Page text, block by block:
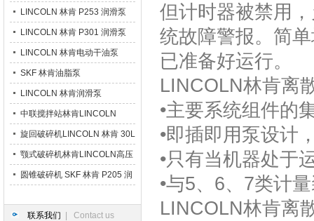
泵
LINCOLN 林肯 P253 润滑泵
LINCOLN 林肯 P301 润滑泵
LINCOLN 林肯电动干油泵
SKF 林肯油脂泵
LINCOLN 林肯润滑泵
中联搅拌站林肯LINCOLN
P203 润滑泵
旋回破碎机LINCOLN 林肯 30L
大油箱润滑泵
颚式破碎机林肯LINCOLN高压
干油润滑泵站
圆锥破碎机 SKF 林肯 P205 润
联系我们 | Contact us
但计时器被禁用
统故障警报。简
已准备好运行。
LINCOLN林肯离
•主要系统组件的
•即插即用泵设计
•只有当机器处于
•与5、6、7类计
LINCOLN林肯离